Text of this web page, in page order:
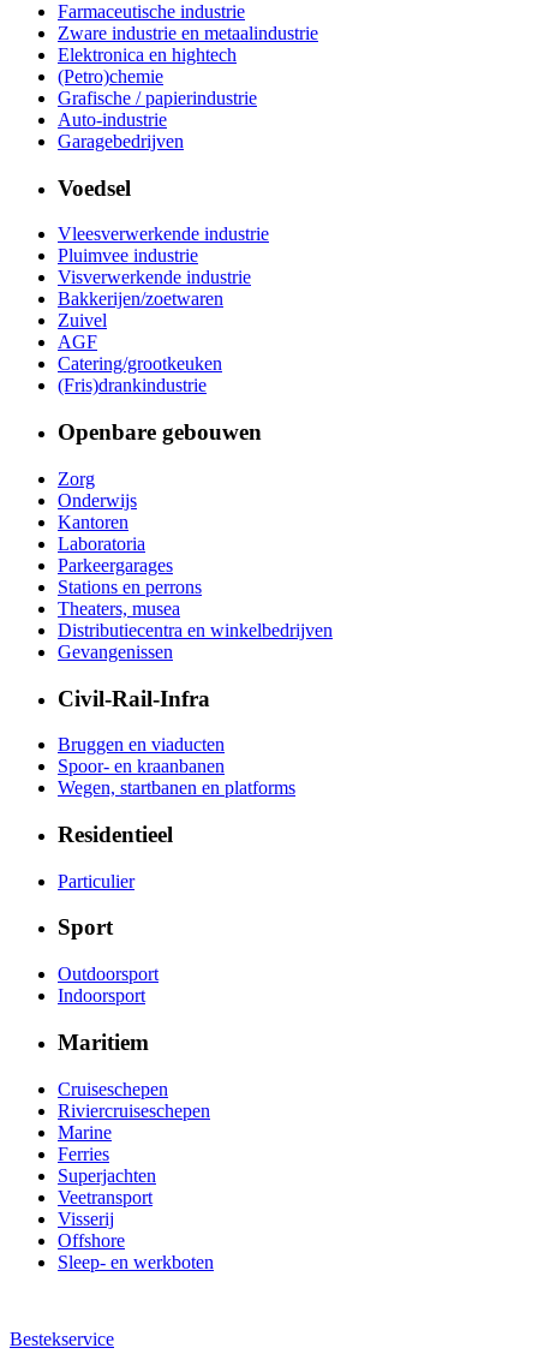
Farmaceutische industrie
Zware industrie en metaalindustrie
Elektronica en hightech
(Petro)chemie
Grafische / papierindustrie
Auto-industrie
Garagebedrijven
Voedsel
Vleesverwerkende industrie
Pluimvee industrie
Visverwerkende industrie
Bakkerijen/zoetwaren
Zuivel
AGF
Catering/grootkeuken
(Fris)drankindustrie
Openbare gebouwen
Zorg
Onderwijs
Kantoren
Laboratoria
Parkeergarages
Stations en perrons
Theaters, musea
Distributiecentra en winkelbedrijven
Gevangenissen
Civil-Rail-Infra
Bruggen en viaducten
Spoor- en kraanbanen
Wegen, startbanen en platforms
Residentieel
Particulier
Sport
Outdoorsport
Indoorsport
Maritiem
Cruiseschepen
Riviercruiseschepen
Marine
Ferries
Superjachten
Veetransport
Visserij
Offshore
Sleep- en werkboten
Bestekservice